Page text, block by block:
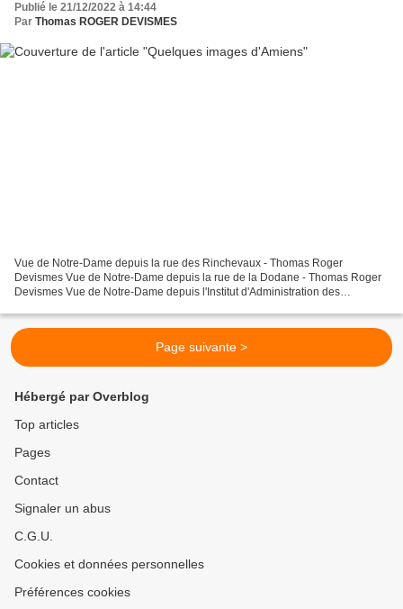
Publié le 21/12/2022 à 14:44
Par Thomas ROGER DEVISMES
Vue de Notre-Dame depuis la rue des Rinchevaux - Thomas Roger
Devismes Vue de Notre-Dame depuis la rue de la Dodane - Thomas Roger
Devismes Vue de Notre-Dame depuis l'Institut d'Administration des
Page suivante >
Hébergé par Overblog
Top articles
Pages
Contact
Signaler un abus
C.G.U.
Cookies et données personnelles
Préférences cookies